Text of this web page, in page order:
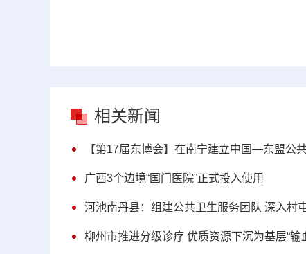
相关新闻
【第17届东博会】在南宁建立中国—东盟公
广西3个边境“国门医院”正式投入使用
河池南丹县：组建公共卫生服务团队 深入村
柳州市推进分级诊疗 优质资源下沉为基层“输